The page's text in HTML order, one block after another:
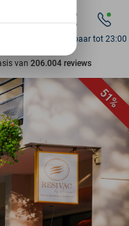
van 206.004 reviews
deals
Bereikbaar tot 23:00
51%